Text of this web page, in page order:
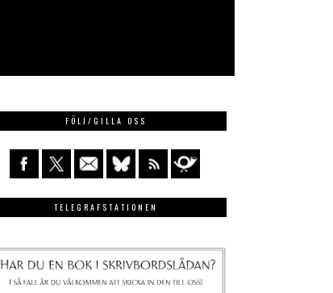
FÖLJ/GILLA OSS
TELEGRAFSTATIONEN